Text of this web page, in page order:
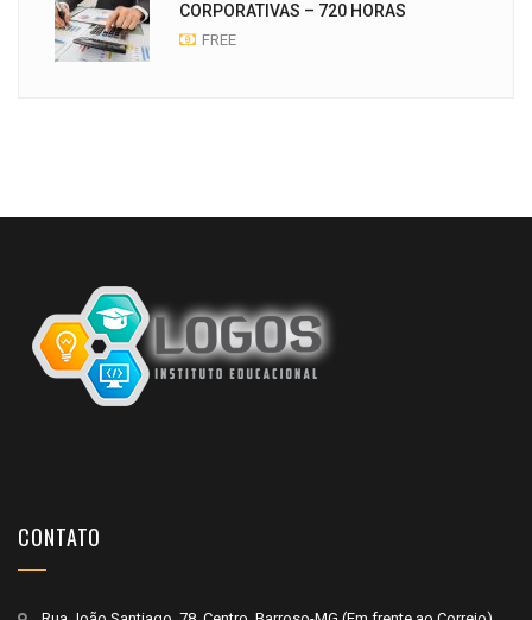
CORPORATIVAS – 720 HORAS
FREE
CONTATO